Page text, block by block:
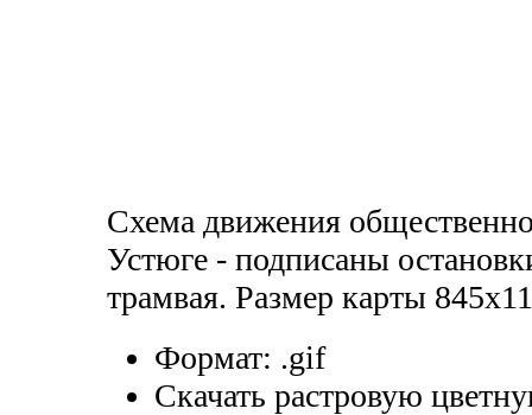
Схема движения
Устюге - подписаны
трамвая. Размер карты
Формат: .gif
Скачать растровую